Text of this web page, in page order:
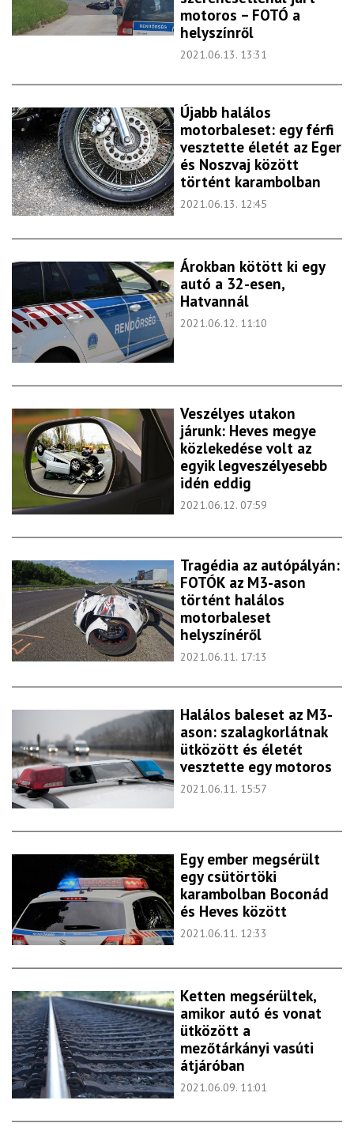
motoros – FOTÓ a
helyszínről
2021.06.13. 13:31
Újabb halálos
motorbaleset: egy férfi
vesztette életét az Eger
és Noszvaj között
történt karambolban
2021.06.13. 12:45
Árokban kötött ki egy
autó a 32-esen,
Hatvannál
2021.06.12. 11:10
Veszélyes utakon
járunk: Heves megye
közlekedése volt az
egyik legveszélyesebb
idén eddig
2021.06.12. 07:59
Tragédia az autópályán:
FOTÓK az M3-ason
történt halálos
motorbaleset
helyszínéről
2021.06.11. 17:13
Halálos baleset az M3-
ason: szalagkorlátnak
ütközött és életét
vesztette egy motoros
2021.06.11. 15:57
Egy ember megsérült
egy csütörtöki
karambolban Boconád
és Heves között
2021.06.11. 12:33
Ketten megsérültek,
amikor autó és vonat
ütközött a
mezőtárkányi vasúti
átjáróban
2021.06.09. 11:01